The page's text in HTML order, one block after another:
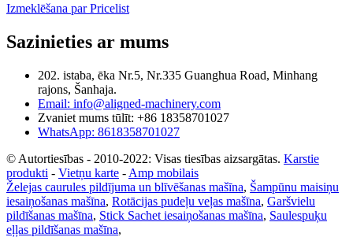
Izmeklēšana par Pricelist
Sazinieties ar mums
202. istaba, ēka Nr.5, Nr.335 Guanghua Road, Minhang
rajons, Šanhaja.
Email: info@aligned-machinery.com
Zvaniet mums tūlīt: +86 18358701027
WhatsApp: 8618358701027
© Autortiesības - 2010-2022: Visas tiesības aizsargātas. Karstie
produkti - Vietņu karte - Amp mobilais
Želejas caurules pildījuma un blīvēšanas mašīna, Šampūnu maisiņu
iesaiņošanas mašīna, Rotācijas pudeļu veļas mašīna, Garšvielu
pildīšanas mašīna, Stick Sachet iesaiņošanas mašīna, Saulespuķu
eļļas pildīšanas mašīna,